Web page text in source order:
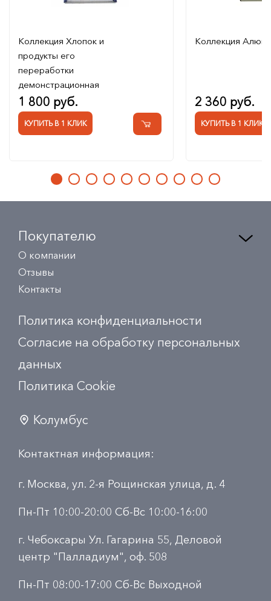
Коллекция Хлопок и
продукты его
переработки
демонстрационная
1 800 руб.
КУПИТЬ В 1 КЛИК
Коллекция
2 360 руб.
КУПИТЬ В 1 КЛИК
Покупателю
О компании
Отзывы
Контакты
Политика конфиденциальности
Согласие на обработку персональных
данных
Политика Сookie
Колумбус
Контактная информация:
г. Москва, ул. 2-я Рощинская улица, д. 4
Пн-Пт 10:00-20:00 Сб-Вс 10:00-16:00
г. Чебоксары Ул. Гагарина 55, Деловой
центр "Палладиум", оф. 508
Пн-Пт 08:00-17:00 Сб-Вс Выходной